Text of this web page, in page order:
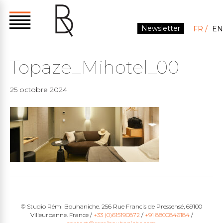
Newsletter FR EN
Topaze_Mihotel_00
25 octobre 2024
© Studio Rémi Bouhaniche. 256 Rue Francis de Pressensé, 69100
Villeurbanne. France / +33 (0)615190872/ +91 8800846184/